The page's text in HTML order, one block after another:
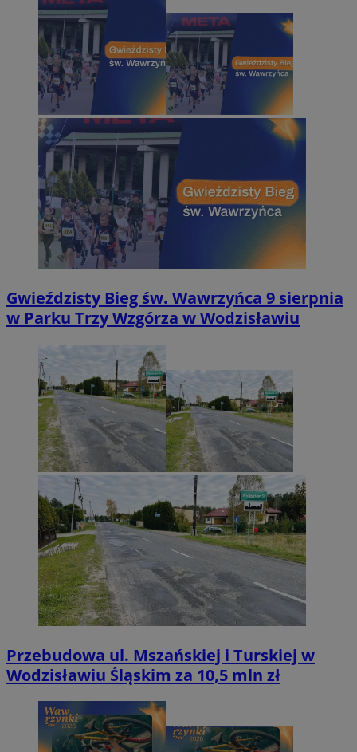
Gwieździsty Bieg św. Wawrzyńca 9 sierpnia
w Parku Trzy Wzgórza w Wodzisławiu
Przebudowa ul. Mszańskiej i Turskiej w
Wodzisławiu Śląskim za 10,5 mln zł